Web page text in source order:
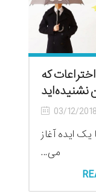
که
نشنیده‌اید
03/12/2018
ایده آغاز
می...